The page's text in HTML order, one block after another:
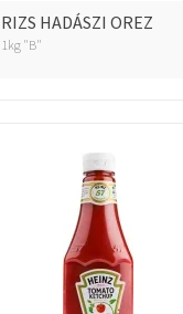
RIZS HADÁSZI OREZ
1kg "B"